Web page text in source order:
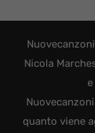
Nicola
quanto viene